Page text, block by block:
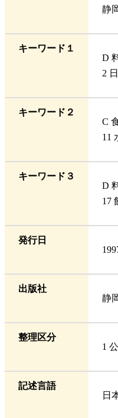
静
キーワード１
D
2
キーワード２
C
11
キーワード３
D
17
発行日
出版社
静
整理区分
1
記述言語
日